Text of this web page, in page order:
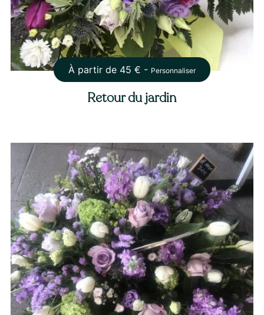
À partir de 45 € - Personnaliser
Retour du jardin